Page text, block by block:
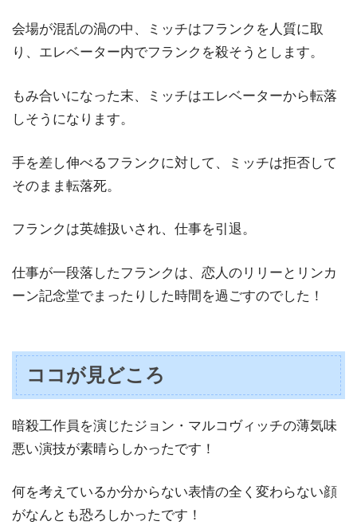
会場が混乱の渦の中、ミッチはフランクを人質に取
り、エレベーター内でフランクを殺そうとします。
もみ合いになった末、ミッチはエレベーターから転落
しそうになります。
手を差し伸べるフランクに対して、ミッチは拒否して
そのまま転落死。
フランクは英雄扱いされ、仕事を引退。
仕事が一段落したフランクは、恋人のリリーとリンカ
ーン記念堂でまったりした時間を過ごすのでした！
ココが見どころ
暗殺工作員を演じたジョン・マルコヴィッチの薄気味
悪い演技が素晴らしかったです！
何を考えているか分からない表情の全く変わらない顔
がなんとも恐ろしかったです！